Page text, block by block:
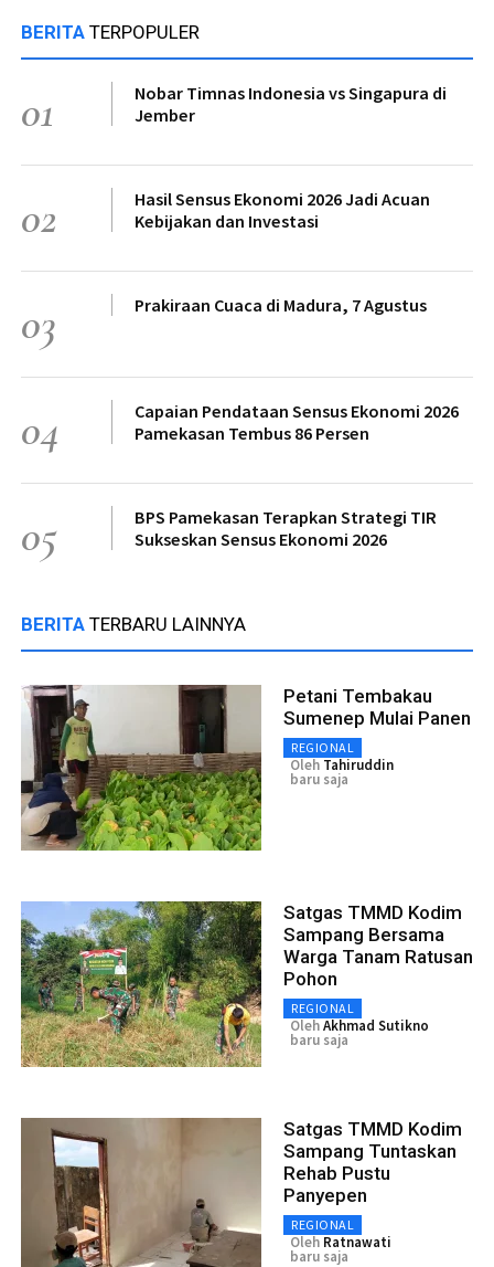
BERITA TERPOPULER
01
Nobar Timnas Indonesia vs Singapura di
Jember
02
Hasil Sensus Ekonomi 2026 Jadi Acuan
Kebijakan dan Investasi
03 Prakiraan Cuaca di Madura, 7 Agustus
04
Capaian Pendataan Sensus Ekonomi 2026
Pamekasan Tembus 86 Persen
05
BPS Pamekasan Terapkan Strategi TIR
Sukseskan Sensus Ekonomi 2026
BERITA TERBARU LAINNYA
Petani Tembakau
Sumenep Mulai Panen
REGIONAL
Oleh Tahiruddin
baru saja
Satgas TMMD Kodim
Sampang Bersama
Warga Tanam Ratusan
Pohon
REGIONAL
OlehAkhmad Sutikno
baru saja
Satgas TMMD Kodim
Sampang Tuntaskan
Rehab Pustu
Panyepen
REGIONAL
Oleh Ratnawati
baru saja